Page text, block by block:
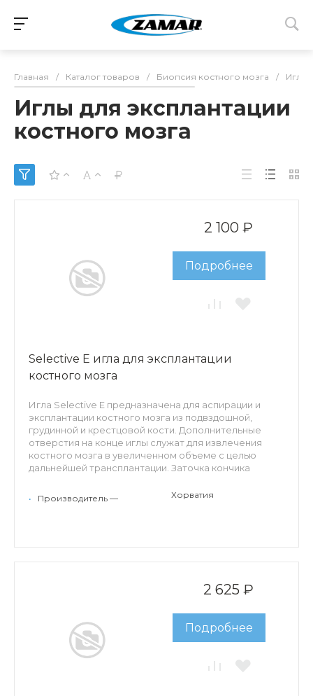
Главная / Каталог товаров / Биопсия костного мозга / Иглы
Иглы для эксплантации
костного мозга
2 100 ₽
Подробнее
Selective E игла для эксплантации
костного мозга
Игла Selective E предназначена для аспирации и
эксплантации костного мозга из подвздошной,
грудинной и крестцовой кости. Дополнительные
отверстия на конце иглы служат для извлечения
костного мозга в увеличенном объеме с целью
дальнейшей трансплантации. Заточка кончика
врача и уменьшает болевые ощущения пациента.
Винтовая регулировка длины позволяет точно
Особенности: трехгранная лазерная заточка иглы,
винтовая регулировка длины, стальной коннектор
дополнительных отверстия на кончике.
• Производитель — Хорватия
2 625 ₽
Подробнее